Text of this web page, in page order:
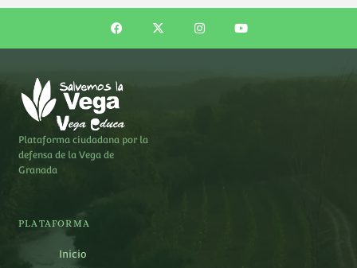
Plataforma ciudadana por la
defensa de la Vega de
Granada
PLATAFORMA
Inicio